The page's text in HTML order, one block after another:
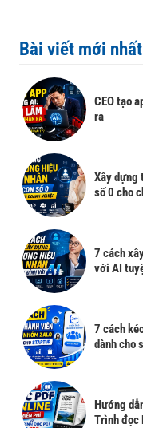
Bài viết mới nhất
CEO tạo
ra
Xây dựng
số 0 cho
7 cách
với AI
7 cách
dành cho
Hướng
Trình đọc